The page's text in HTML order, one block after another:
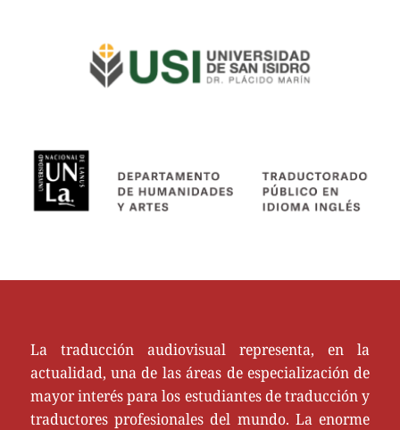
La traducción audiovisual representa, en la
actualidad, una de las áreas de especialización de
mayor interés para los estudiantes de traducción y
traductores profesionales del mundo. La enorme